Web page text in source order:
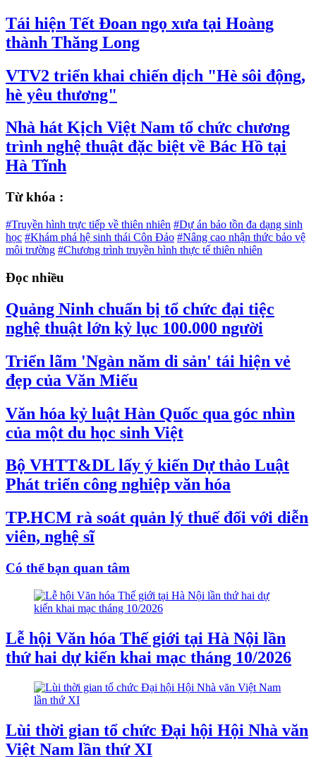
Tái hiện Tết Đoan ngọ xưa tại Hoàng
thành Thăng Long
VTV2 triển khai chiến dịch "Hè sôi động,
hè yêu thương"
Nhà hát Kịch Việt Nam tổ chức chương
trình nghệ thuật đặc biệt về Bác Hồ tại
Hà Tĩnh
Từ khóa :
#Truyền hình trực tiếp về thiên nhiên #Dự án bảo tồn đa dạng sinh
học #Khám phá hệ sinh thái Côn Đảo #Nâng cao nhận thức bảo vệ
môi trường #Chương trình truyền hình thực tế thiên nhiên
Đọc nhiều
Quảng Ninh chuẩn bị tổ chức đại tiệc
nghệ thuật lớn kỷ lục 100.000 người
Triển lãm 'Ngàn năm di sản' tái hiện vẻ
đẹp của Văn Miếu
Văn hóa kỷ luật Hàn Quốc qua góc nhìn
của một du học sinh Việt
Bộ VHTT&DL lấy ý kiến Dự thảo Luật
Phát triển công nghiệp văn hóa
TP.HCM rà soát quản lý thuế đối với diễn
viên, nghệ sĩ
Có thể bạn quan tâm
Lễ hội Văn hóa Thế giới tại Hà Nội lần
thứ hai dự kiến khai mạc tháng 10/2026
Lùi thời gian tổ chức Đại hội Hội Nhà văn
Việt Nam lần thứ XI